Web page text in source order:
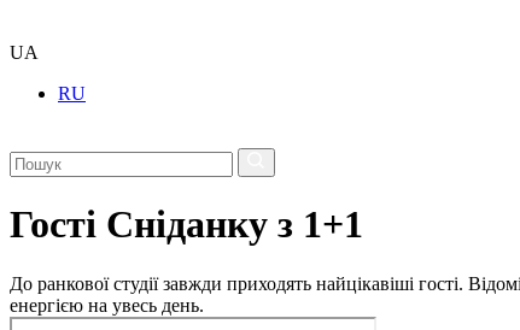
UA
RU
Гості Сніданку з 1+1
До ранкової студії завжди приходять найцікавіші гості.
енергією на увесь день.